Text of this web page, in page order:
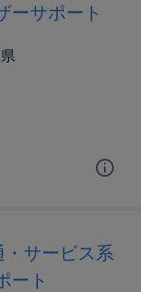
ーサポート
サービス系
ート